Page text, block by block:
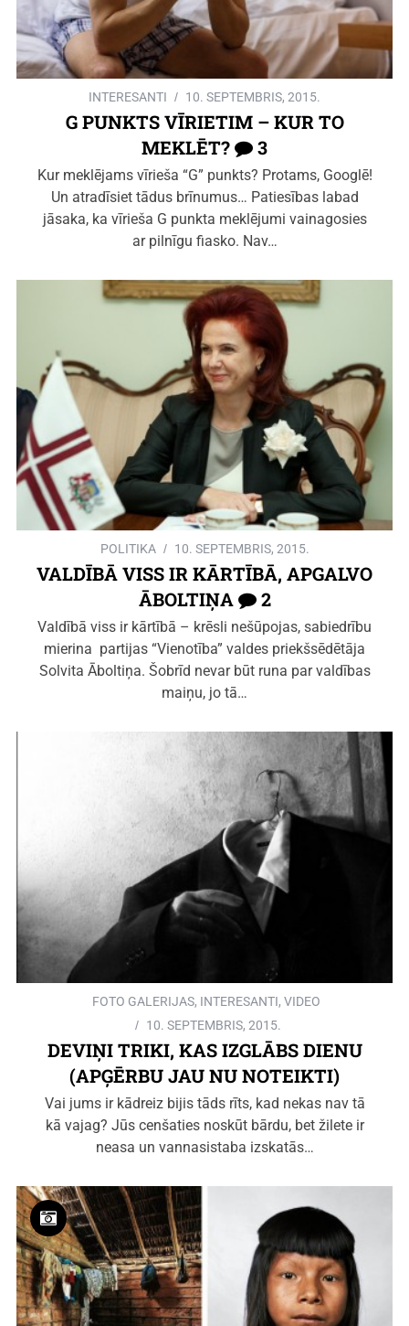
INTERESANTI 10. SEPTEMBRIS, 2015.
G PUNKTS VĪRIETIM – KUR TO
MEKLĒT?
3
Kur meklējams vīrieša “G” punkts? Protams, Googlē!
Un atradīsiet tādus brīnumus… Patiesības labad
jāsaka, ka vīrieša G punkta meklējumi vainagosies
ar pilnīgu fiasko. Nav…
POLITIKA 10. SEPTEMBRIS, 2015.
VALDĪBĀ VISS IR KĀRTĪBĀ, APGALVO
ĀBOLTIŅA
2
Valdībā viss ir kārtībā – krēsli nešūpojas, sabiedrību
mierina partijas “Vienotība” valdes priekšsēdētāja
Solvita Āboltiņa. Šobrīd nevar būt runa par valdības
maiņu, jo tā…
FOTO GALERIJAS, INTERESANTI, VIDEO
10. SEPTEMBRIS, 2015.
DEVIŅI TRIKI, KAS IZGLĀBS DIENU
(APĢĒRBU JAU NU NOTEIKTI)
Vai jums ir kādreiz bijis tāds rīts, kad nekas nav tā
kā vajag? Jūs cenšaties noskūt bārdu, bet žilete ir
neasa un vannasistaba izskatās…